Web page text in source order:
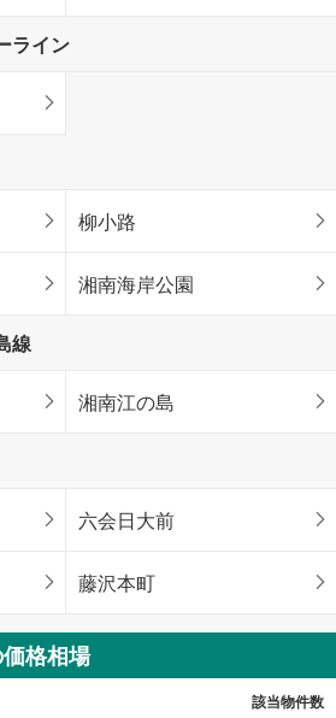
ライン
柳小路
湘南海岸公園
線
湘南江の島
六会日大前
藤沢本町
格相場
該当物件数